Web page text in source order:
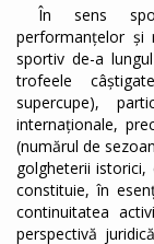
În sens
performanțelor și
sportiv de-a
trofeele
supercupe),
internaționale,
(numărul de
golgheterii
constituie, în
continuitatea
perspectivă